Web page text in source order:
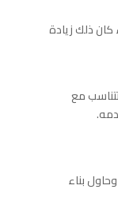
ذلك زيادة
مع
بناء